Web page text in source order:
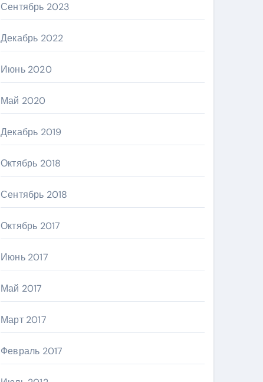
Сентябрь 2023
Декабрь 2022
Июнь 2020
Май 2020
Декабрь 2019
Октябрь 2018
Сентябрь 2018
Октябрь 2017
Июнь 2017
Май 2017
Март 2017
Февраль 2017